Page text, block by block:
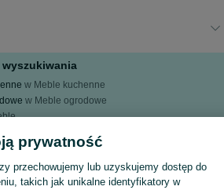
wyszukiwania
w Meble kuchenne
w Meble ogrodowe
w Meble
prywatność
przechowujemy lub uzyskujemy dostęp do
takich jak unikalne identyfikatory w